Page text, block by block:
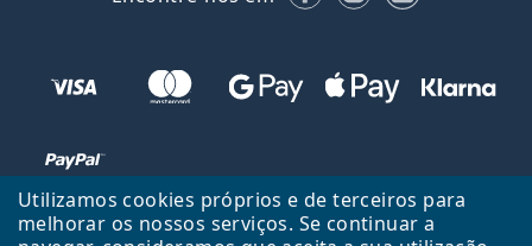
Utilizamos cookies próprios e de terceiros para
melhorar os nossos serviços. Se continuar a